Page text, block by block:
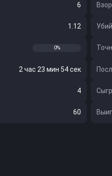
6
1.12
0%
2 час 23 мин 54 сек
4
60